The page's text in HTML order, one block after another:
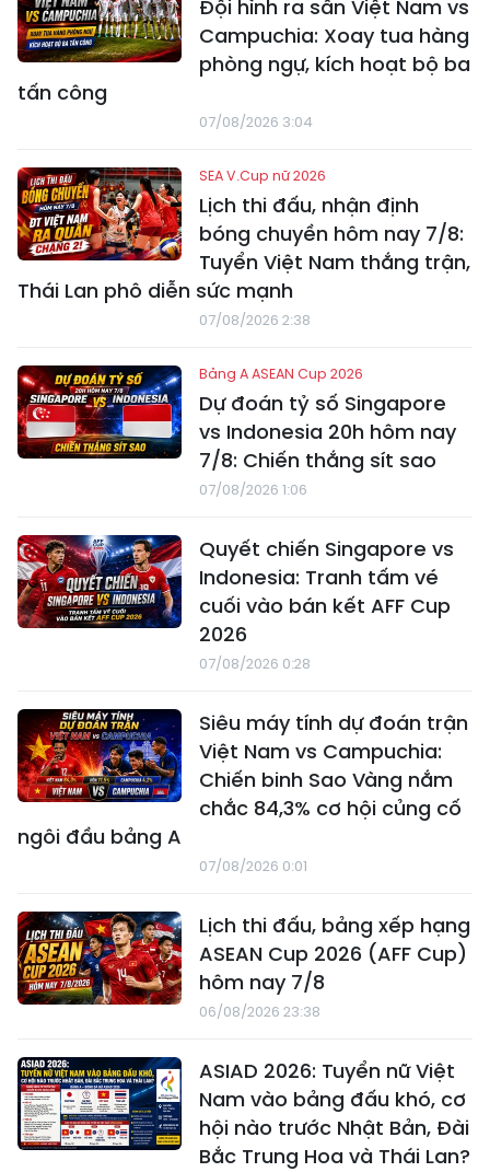
Đội hình ra sân Việt Nam vs
Campuchia: Xoay tua hàng
phòng ngự, kích hoạt bộ ba
tấn công
07/08/2026 3:04
SEA V.Cup nữ 2026
Lịch thi đấu, nhận định
bóng chuyền hôm nay 7/8:
Tuyển Việt Nam thắng trận,
Thái Lan phô diễn sức mạnh
07/08/2026 2:38
Bảng A ASEAN Cup 2026
Dự đoán tỷ số Singapore
vs Indonesia 20h hôm nay
7/8: Chiến thắng sít sao
07/08/2026 1:06
Quyết chiến Singapore vs
Indonesia: Tranh tấm vé
cuối vào bán kết AFF Cup
2026
07/08/2026 0:28
Siêu máy tính dự đoán trận
Việt Nam vs Campuchia:
Chiến binh Sao Vàng nắm
chắc 84,3% cơ hội củng cố
ngôi đầu bảng A
07/08/2026 0:01
Lịch thi đấu, bảng xếp hạng
ASEAN Cup 2026 (AFF Cup)
hôm nay 7/8
06/08/2026 23:38
ASIAD 2026: Tuyển nữ Việt
Nam vào bảng đấu khó, cơ
hội nào trước Nhật Bản, Đài
Bắc Trung Hoa và Thái Lan?